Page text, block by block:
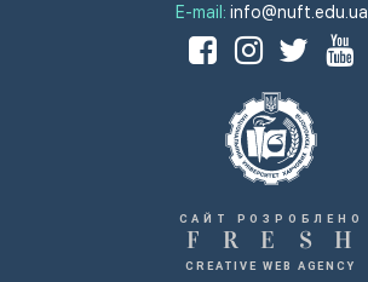
E-mail: info@nuft.edu.ua
САЙТ РОЗРОБЛЕНО
F R E S H
CREATIVE WEB AGENCY